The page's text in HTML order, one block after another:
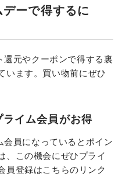
ーで得するに
元やクーポンで得する裏
います。買い物前にぜひ
イム会員がお得
員になっているとポイン
、この機会にぜひプライ
員登録はこちらのリンク